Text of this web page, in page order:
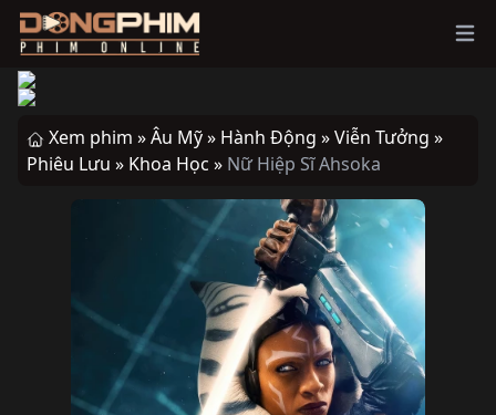
Xem phim »Âu Mỹ » Hành Động »Viễn Tưởng »
Phiêu Lưu » Khoa Học » Nữ Hiệp Sĩ Ahsoka